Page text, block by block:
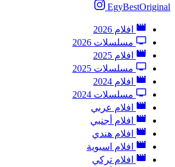
EgyBestOriginal
افلام 2026
مسلسلات 2026
افلام 2025
مسلسلات 2025
افلام 2024
مسلسلات 2024
افلام عربي
افلام أجنبي
افلام هندي
افلام اسيوية
افلام تركي